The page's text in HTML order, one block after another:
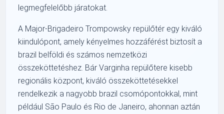
legmegfelelőbb járatokat.
A Major-Brigadeiro Trompowsky repülőtér egy kiváló
kiindulópont, amely kényelmes hozzáférést biztosít a
brazil belföldi és számos nemzetközi
összeköttetéshez. Bár Varginha repülőtere kisebb
regionális központ, kiváló összeköttetésekkel
rendelkezik a nagyobb brazil csomópontokkal, mint
például São Paulo és Rio de Janeiro, ahonnan aztán